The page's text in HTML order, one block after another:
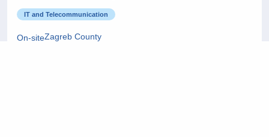
IT and Telecommunication
On-siteZagreb County